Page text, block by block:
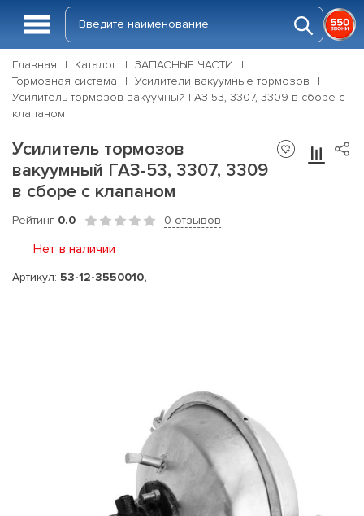
Главная Каталог
ЗАПАСНЫЕ ЧАСТИ
Тормозная система
Усилители вакуумные тормозов
Усилитель тормозов вакуумный ГАЗ-53, 3307, 3309 в сборе с
клапаном
Усилитель тормозов
вакуумный ГАЗ-53, 3307, 3309
в сборе с клапаном
Рейтинг 0.0 0 отзывов
Нет в наличии
Артикул: 53-12-3550010,